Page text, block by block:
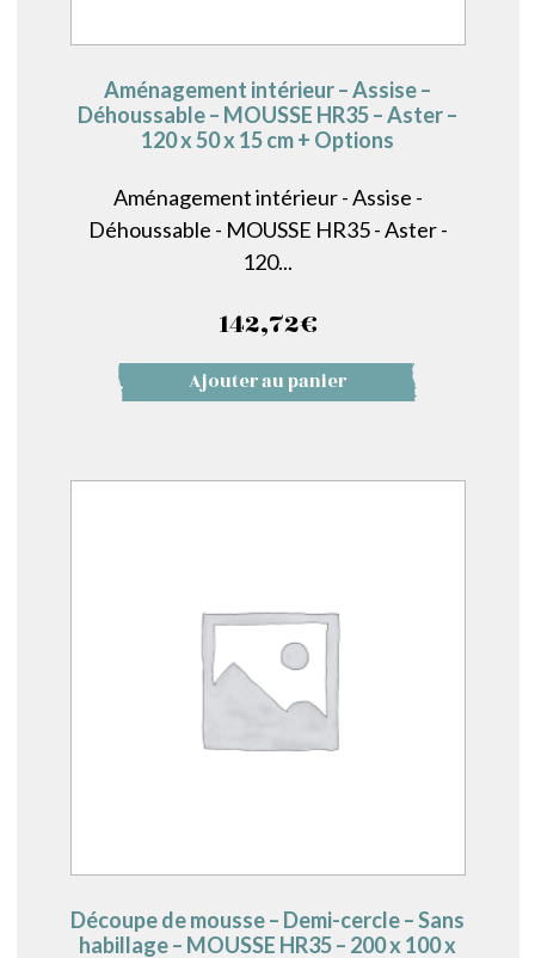
Aménagement intérieur – Assise –
Déhoussable – MOUSSE HR35 – Aster –
120 x 50 x 15 cm + Options
Aménagement intérieur - Assise -
Déhoussable - MOUSSE HR35 - Aster -
120...
142,72€
Ajouter au panier
Découpe de mousse – Demi-cercle – Sans
habillage – MOUSSE HR35 – 200 x 100 x